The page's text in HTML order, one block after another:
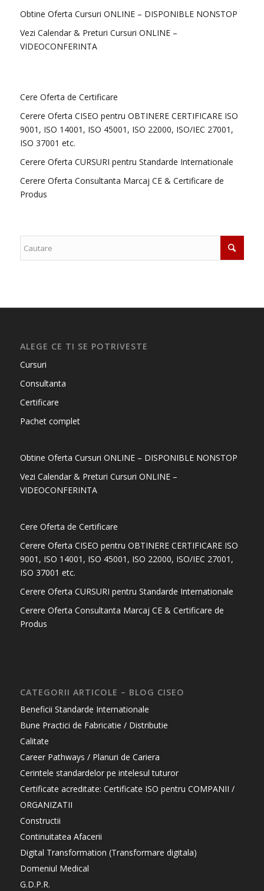
Obtine Oferta Cursuri ONLINE – DISPONIBLE NONSTOP
Vezi Calendar & Preturi Cursuri ONLINE –
VIDEOCONFERINTA
Cere Oferta de Certificare
Cerere Oferta CISEO pentru OBTINERE CERTIFICARE ISO
9001, ISO 14001, ISO 45001, ISO 22000, ISO/IEC 27001,
ISO 37001 etc.
Cerere Oferta CURSURI pentru Standarde Internationale
Cerere Oferta Consultanta Marcaj CE & Certificare de
Produs
ALEGE CE TI SE POTRIVESTE
Cursuri
Consultanta
Certificare
Pachet complet
Obtine Oferta Cursuri ONLINE – DISPONIBLE NONSTOP
Vezi Calendar & Preturi Cursuri ONLINE –
VIDEOCONFERINTA
Cere Oferta de Certificare
Cerere Oferta CISEO pentru OBTINERE CERTIFICARE ISO
9001, ISO 14001, ISO 45001, ISO 22000, ISO/IEC 27001,
ISO 37001 etc.
Cerere Oferta CURSURI pentru Standarde Internationale
Cerere Oferta Consultanta Marcaj CE & Certificare de
Produs
CATEGORII ARTICOLE – BLOG CISEO
Beneficii Standarde Internationale
Bune Practici de Fabricatie / Distributie
Calitate
Career Pathways / Planuri de Cariera
Cerintele standardelor pe intelesul tuturor
Certificate acreditate: Certificate ISO pentru COMPANII /
ORGANIZATII
Constructii
Continuitatea Afacerii
Digital Transformation (Transformare digitala)
Domeniul Medical
G.D.P.R.